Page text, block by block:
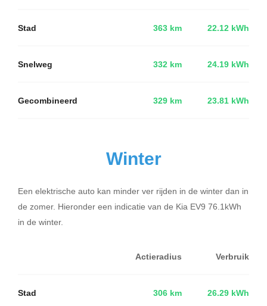
Stad 363 km 22.12 kWh
Snelweg 332 km 24.19 kWh
Gecombineerd 329 km 23.81 kWh
Winter
Een elektrische auto kan minder ver rijden in de winter dan in
de zomer. Hieronder een indicatie van de Kia EV9 76.1kWh
in de winter.
Actieradius Verbruik
Stad 306 km 26.29 kWh